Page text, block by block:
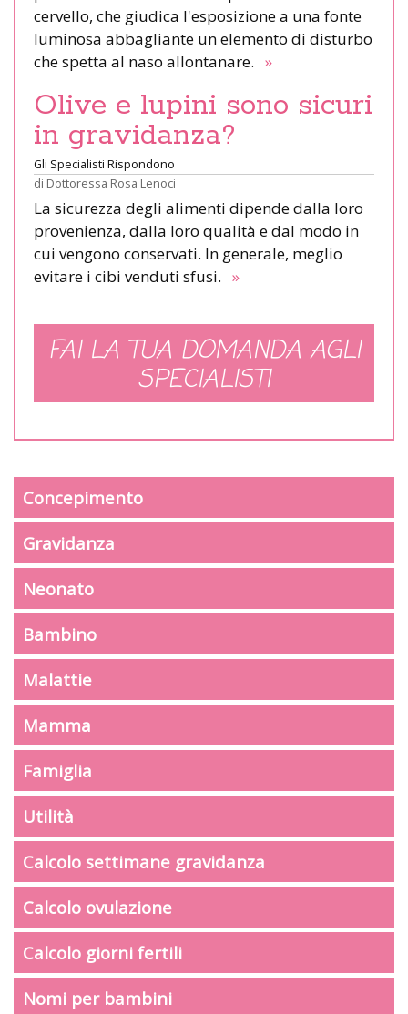
cervello, che giudica l'esposizione a una fonte
luminosa abbagliante un elemento di disturbo
che spetta al naso allontanare. »
Olive e lupini sono sicuri
in gravidanza?
Gli Specialisti Rispondono
di Dottoressa Rosa Lenoci
La sicurezza degli alimenti dipende dalla loro
provenienza, dalla loro qualità e dal modo in
cui vengono conservati. In generale, meglio
evitare i cibi venduti sfusi. »
FAI LA TUA DOMANDA AGLI
SPECIALISTI
Concepimento
Gravidanza
Neonato
Bambino
Malattie
Mamma
Famiglia
Utilità
Calcolo settimane gravidanza
Calcolo ovulazione
Calcolo giorni fertili
Nomi per bambini